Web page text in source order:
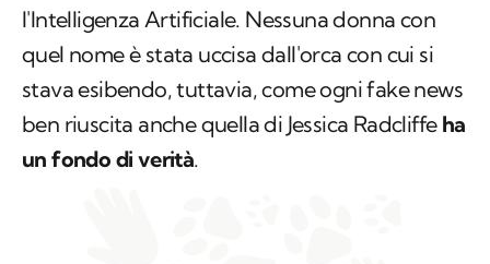
l'Intelligenza Artificiale. Nessuna donna con
quel nome è stata uccisa dall'orca con cui si
stava esibendo, tuttavia, come ogni fake news
ben riuscita anche quella di Jessica Radcliffe ha
un fondo di verità.